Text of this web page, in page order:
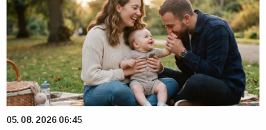
05. 08. 2026 06:45